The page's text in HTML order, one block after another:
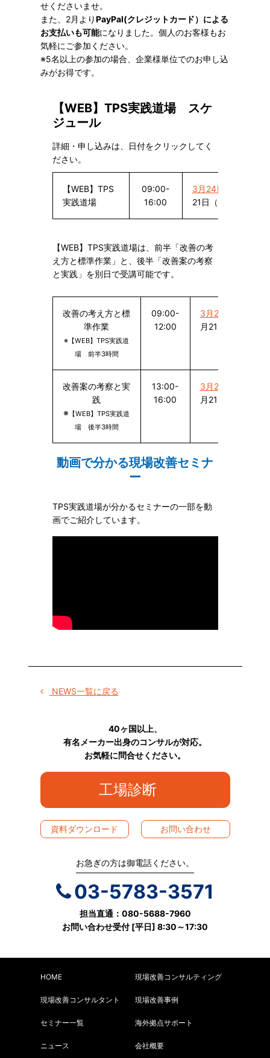
せくださいませ。
また、2月よりPayPal(クレジットカード）による
お支払いも可能になりました。個人のお客様もお
気軽にご参加ください。
※5名以上の参加の場合、企業様単位でのお申し込
みがお得です。
【WEB】TPS実践道場 スケ
ジュール
詳細・申し込みは、日付をクリックしてく
ださい。
【WEB】TPS
実践道場
09:00-
16:00
3月24日（水）
21日（水）
【WEB】TPS実践道場は、前半「改善の考
え方と標準作業」と、後半「改善案の考察
と実践」を別日で受講可能です。
改善の考え方と標
準作業
※【WEB】TPS実践道
場 前半3時間
09:00-
12:00
3月24日（水）
月21日（水）
改善案の考察と実
践
※ 【WEB】TPS実践道
場 後半3時間
13:00-
16:00
3月24日（水）
月21日（水）
動画で分かる現場改善セミナ
ー
TPS実践道場が分かるセミナーの一部を動
画でご紹介しています。
NEWS一覧に戻る
40ヶ国以上、
有名メーカー出身のコンサルが対応。
お気軽に問合せください。
工場診断
資料ダウンロード お問い合わせ
お急ぎの方は御電話ください。
03-5783-3571
担当直通：080-5688-7960
お問い合わせ受付 [平日] 8:30～17:30
HOME 現場改善コンサルティング
現場改善コンサルタント 現場改善事例
セミナー一覧 海外拠点サポート
ニュース 会社概要